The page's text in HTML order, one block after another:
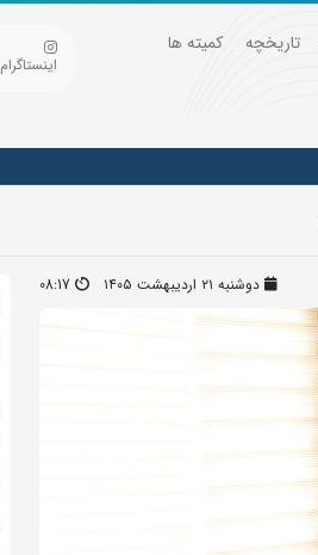
تاریخچه
کمیته ها
اینستاگرام
دوشنبه ۲۱ اردیبهشت ۱۴۰۵ 08:17